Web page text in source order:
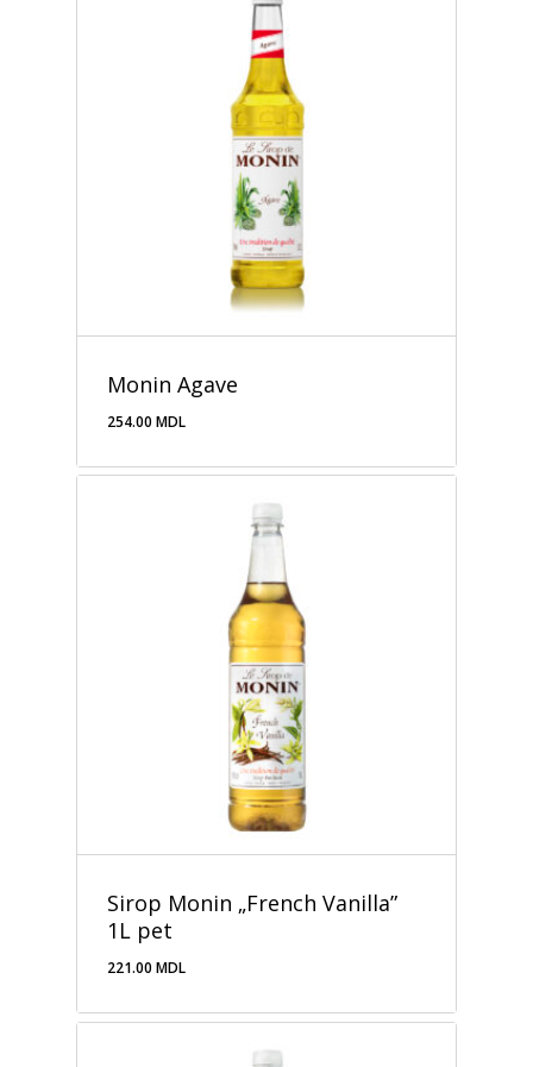
Monin Agave
254.00 MDL
Sirop Monin „French Vanilla”
1L pet
221.00 MDL